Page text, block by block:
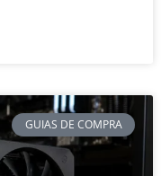
GUIAS DE COMPRA